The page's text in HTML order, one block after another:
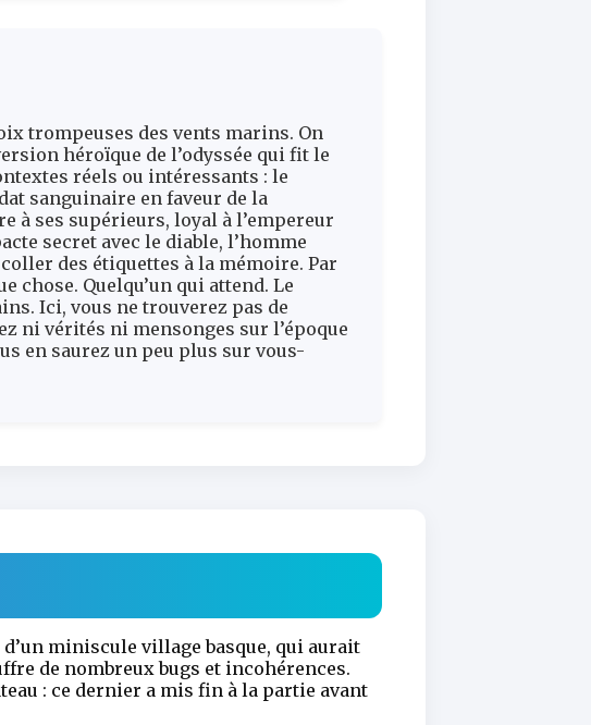
trompeuses des vents marins. On
héroïque de l’odyssée qui fit le
réels ou intéressants : le
sanguinaire en faveur de la
à ses supérieurs, loyal à l’empereur
secret avec le diable, l’homme
des étiquettes à la mémoire. Par
chose. Quelqu’un qui attend. Le
Ici, vous ne trouverez pas de
ni vérités ni mensonges sur l’époque
en saurez un peu plus sur vous-
miniscule village basque, qui aurait
de nombreux bugs et incohérences.
: ce dernier a mis fin à la partie avant